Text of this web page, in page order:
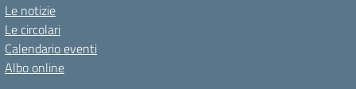
Le notizie
Le circolari
Calendario eventi
Albo online